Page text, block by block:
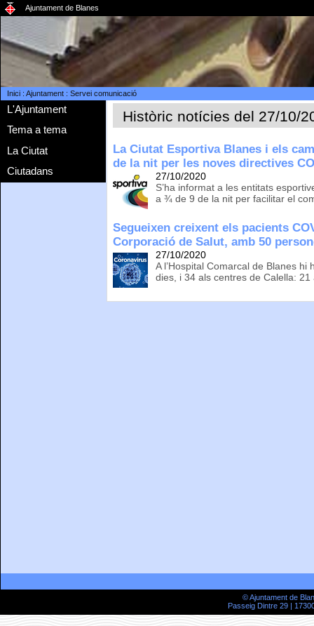
Ajuntament de Blanes
Inici: Ajuntament: Servei comunicació
L'Ajuntament
Tema a tema
La Ciutat
Ciutadans
Històric notícies del 27/10/
La Ciutat Esportiva Blanes i els
de la nit per les noves directives
27/10/2020
S’ha informat a les entitats
a ¾ de 9 de la nit per facilitar el
Segueixen creixent els pacients
Corporació de Salut, amb 50
27/10/2020
A l’Hospital Comarcal de Blanes
dies, i 34 als centres de Calella: 21
© Ajuntament de
Passeig Dintre 29 |